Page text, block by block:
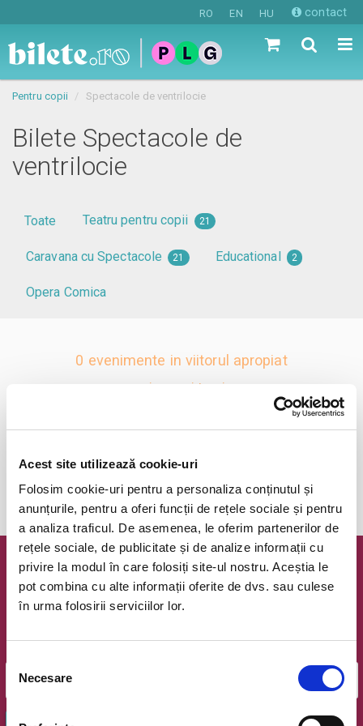
Acest site utilizează cookie-uri
Folosim cookie-uri pentru a personaliza conținutul și
anunțurile, pentru a oferi funcții de rețele sociale și pentru
a analiza traficul. De asemenea, le oferim partenerilor de
rețele sociale, de publicitate și de analize informații cu
privire la modul în care folosiți site-ul nostru. Aceștia le
pot combina cu alte informații oferite de dvs. sau culese
în urma folosirii serviciilor lor.
Selecția
consimțământului
Necesare
RO EN HU contact
Pentru copii Spectacole de ventrilocie
Bilete Spectacole de
ventrilocie
Toate Teatru pentru copii 21
Caravana cu Spectacole 21 Educational 2
Opera Comica
0 evenimente in viitorul apropiat
revino mai tarziu
anunta-ma pe email cand apare urmatorul eveniment la
Newsletter @ Bilete.ro
Oferte exclusive si o editie saptamanala cu cele mai noi